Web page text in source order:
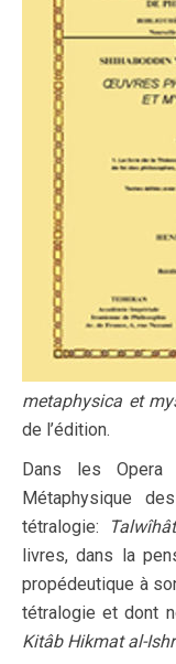
metaphysica et
de l’édition.
Dans les
Métaphysique
tétralogie:
Talwîhât
livres, dans la
propédeutique à
tétralogie et dont
Kitâb Hikmat al-